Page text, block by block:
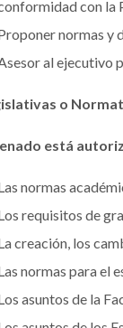
con la
normas y
al ejecutivo
o
está
normas
requisitos de
creación, los
normas para el
asuntos de la